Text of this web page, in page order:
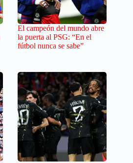
El campeón del mundo abre
la puerta al PSG: “En el
fútbol nunca se sabe”